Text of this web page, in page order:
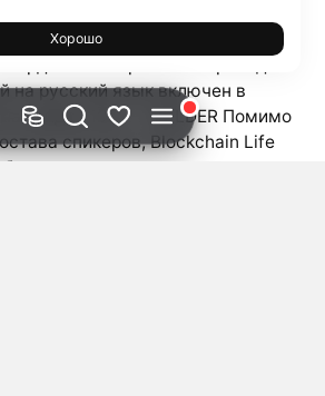
фундамент роста рынка. Свое
Синхронный перевод
на русский язык включен в
скидку 10% — HOLDER Помимо
спикеров, Blockchain Life
возможности
Хорошо